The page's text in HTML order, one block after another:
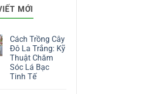
MỚI
Cách Trồng Cây
Đô La Trắng: Kỹ
Thuật Chăm
Sóc Lá Bạc
Tinh Tế